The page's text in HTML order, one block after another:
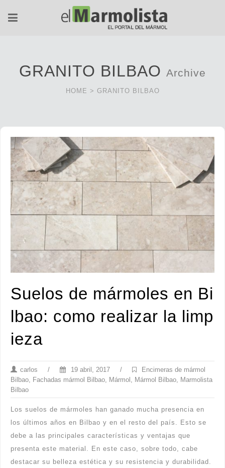
GRANITO BILBAO Archive
HOME > GRANITO BILBAO
Suelos de mármoles en Bi
lbao: como realizar la limp
ieza
carlos / 19 abril, 2017 /
Encimeras de mármol
Bilbao, Fachadas mármol Bilbao, Mármol , Mármol Bilbao, Marmolista
Bilbao
Los suelos de mármoles han ganado mucha presencia en
los últimos años en Bilbao y en el resto del país. Esto se
debe a las principales características y ventajas que
presenta este material. En este caso, sobre todo, cabe
destacar su belleza estética y su resistencia y durabilidad.